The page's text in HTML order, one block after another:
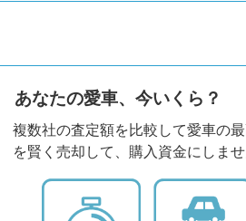
あなたの愛車、今いくら？
複数社の査定額を比較して愛車の
を賢く売却して、購入資金にしませ